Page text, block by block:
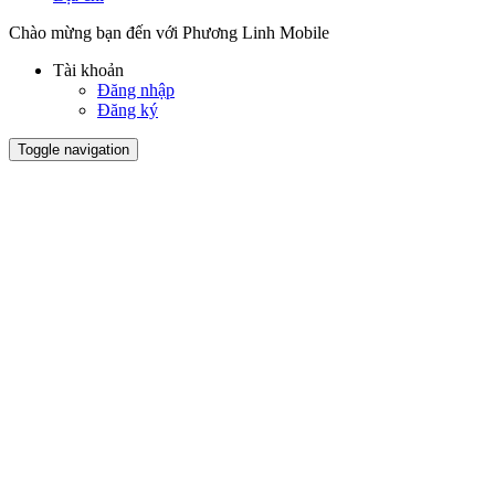
Chào mừng bạn đến với Phương Linh Mobile
Tài khoản
Đăng nhập
Đăng ký
Toggle navigation